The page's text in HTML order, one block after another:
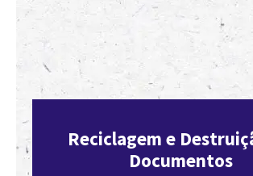
Reciclagem e
Documentos